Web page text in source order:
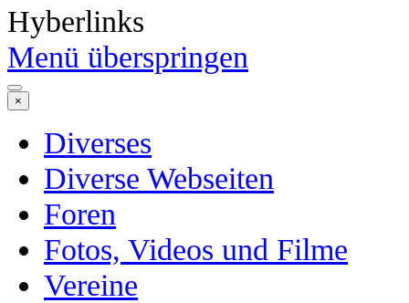
Hyberlinks
Menü überspringen
×
Diverses
Diverse Webseiten
Foren
Fotos, Videos und Filme
Vereine